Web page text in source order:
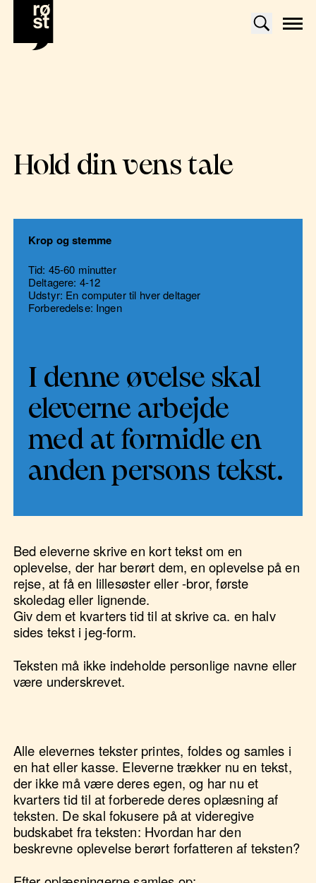
Hold din vens tale
Krop og stemme
Tid: 45-60 minutter
Deltagere: 4-12
Udstyr: En computer til hver deltager
Forberedelse: Ingen
I denne øvelse skal
eleverne arbejde
med at formidle en
anden persons tekst.
Bed eleverne skrive en kort tekst om en
oplevelse, der har berørt dem, en oplevelse på en
rejse, at få en lillesøster eller -bror, første
skoledag eller lignende.
Giv dem et kvarters tid til at skrive ca. en halv
sides tekst i jeg-form.
Teksten må ikke indeholde personlige navne eller
være underskrevet.
Alle elevernes tekster printes, foldes og samles i
en hat eller kasse. Eleverne trækker nu en tekst,
der ikke må være deres egen, og har nu et
kvarters tid til at forberede deres oplæsning af
teksten. De skal fokusere på at videregive
budskabet fra teksten: Hvordan har den
beskrevne oplevelse berørt forfatteren af teksten?